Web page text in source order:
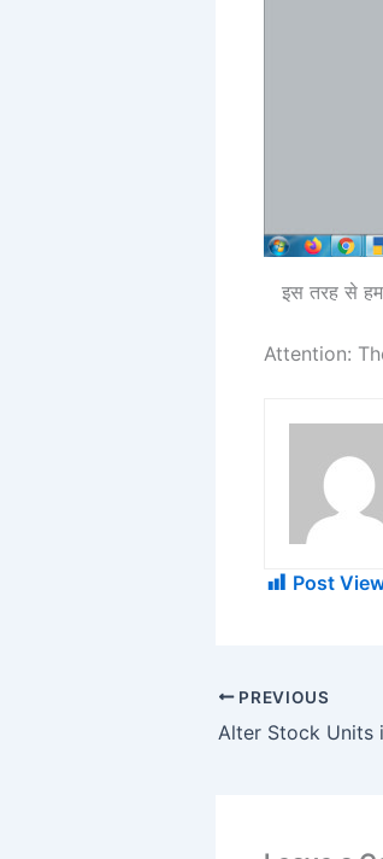
इस तरह से हम
Attention:
Post
PREVIOUS